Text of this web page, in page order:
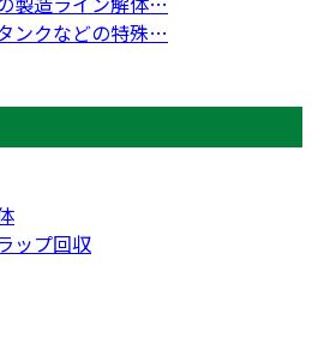
ンクなどの特殊…
ップ回収